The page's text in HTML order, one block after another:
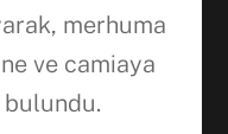
merhuma
ve camiaya
bulundu.